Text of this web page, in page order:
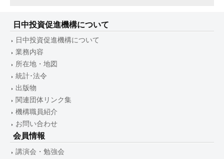
日中投資促進機構について
日中投資促進機構について
業務内容
所在地・地図
統計･法令
出版物
関連団体リンク集
機構職員紹介
お問い合わせ
会員情報
講演会・勉強会